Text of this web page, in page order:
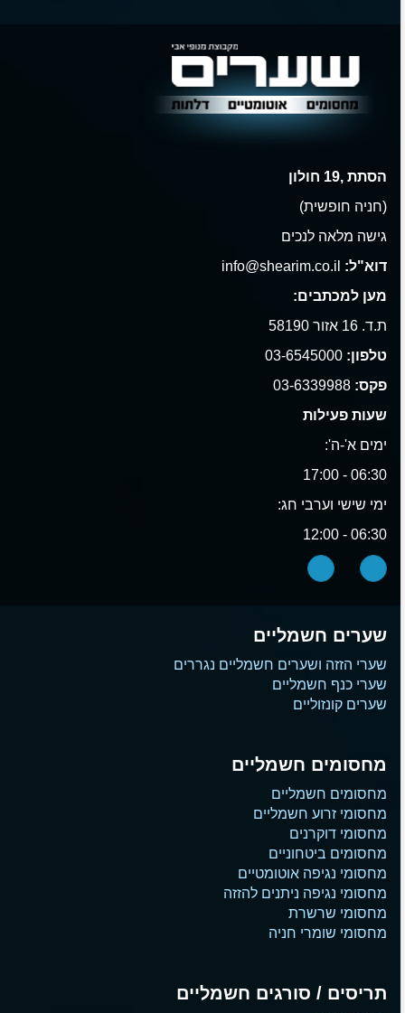
הסתת ,19 חולון
(חניה חופשית)
גישה מלאה לנכים
דוא"ל:
מען למכתבים:
ת.ד. 16 אזור 58190
טלפון:
פקס:
שעות פעילות
ימים א'-ה':
06:30 - 17:00
ימי שישי וערבי חג:
06:30 - 12:00
שערים חשמליים
שערי הזזה ושערים חשמליים נגררים
שערי כנף חשמליים
שערים קונזוליים
מחסומים חשמליים
מחסומים חשמליים
מחסומי זרוע חשמליים
מחסומי דוקרנים
מחסומים ביטחוניים
מחסומי נגיפה אוטומטיים
מחסומי נגיפה ניתנים להזזה
מחסומי שרשרת
מחסומי שומרי חניה
תריסים / סורגים חשמליים